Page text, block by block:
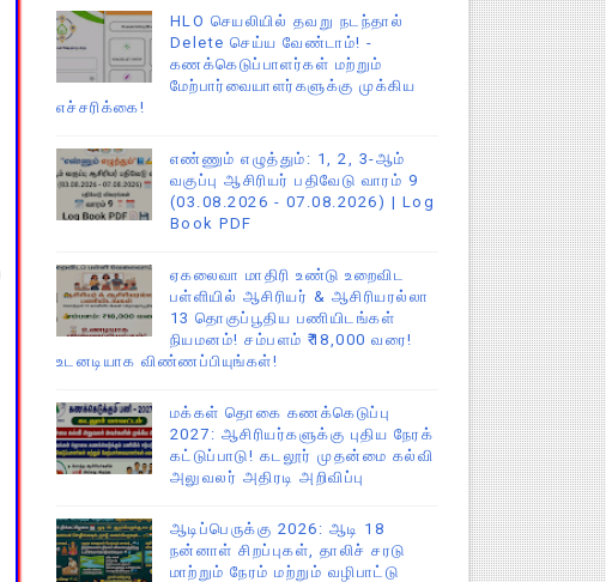
HLO செயலியில் தவறு நடந்தால்
Delete செய்ய வேண்டாம்! -
கணக்கெடுப்பாளர்கள் மற்றும்
மேற்பார்வையாளர்களுக்கு முக்கிய
எச்சரிக்கை!
எண்ணும் எழுத்தும்: 1, 2, 3-ஆம்
வகுப்பு ஆசிரியர் பதிவேடு வாரம் 9
(03.08.2026 - 07.08.2026) | Log
Book PDF
ஏகலைவா மாதிரி உண்டு உறைவிட
பள்ளியில் ஆசிரியர் & ஆசிரியரல்லா
13 தொகுப்பூதிய பணியிடங்கள்
நியமனம்! சம்பளம் ₹18,000 வரை!
உடனடியாக விண்ணப்பியுங்கள்!
மக்கள் தொகை கணக்கெடுப்பு
2027: ஆசிரியர்களுக்கு புதிய நேரக்
கட்டுப்பாடு! கடலூர் முதன்மை கல்வி
அலுவலர் அதிரடி அறிவிப்பு
ஆடிப்பெருக்கு 2026: ஆடி 18
நன்னாள் சிறப்புகள், தாலிச் சரடு
மாற்றும் நேரம் மற்றும் வழிபாட்டு